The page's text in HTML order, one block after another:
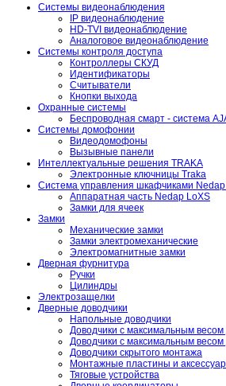
Системы видеонаблюдения
IP видеонаблюдение
HD-TVI видеонаблюдение
Аналоговое видеонаблюдение
Системы контроля доступа
Контроллеры СКУД
Идентификаторы
Считыватели
Кнопки выхода
Охранные системы
Беспроводная смарт - система
Системы домофонии
Видеодомофоны
Вызывные панели
Интеллектуальные решения TRAKA
Электронные ключницы Traka
Система управления шкафчиками
Аппаратная часть Nedap LoXS
Замки для ячеек
Замки
Механические замки
Замки электромеханические
Электромагнитные замки
Дверная фурнитура
Ручки
Цилиндры
Электрозащелки
Дверные доводчики
Напольные доводчики
Доводчики с максимальным весом
Доводчики с максимальным весом
Доводчики скрытого монтажа
Монтажные пластины и
Тяговые устройства